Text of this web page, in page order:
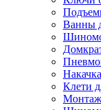
Ванны
Клети